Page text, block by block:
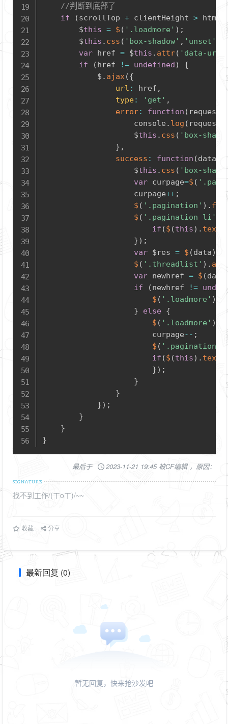
//判断到底部了
if
(scrollTop + clientHeight >
		$
this = $ ( '.loadmore' ) ;
		$
this . css ( 'box-shadow' , 'unset'
var href = $this . attr( 'data-url'
if
( href != undefined )
{
			$
. ajax({
url : href ,
type: 'get' ,
error: function ( request
					console
. log ( request
					$
this . css ( 'box-
} ,
success : function (data
					$
this . css ( 'box-
var curpage=$ (
					curpage
++;
$ ( '.pagination' ) .
$ ( '.pagination li'
if ($ (this) . text
}) ;
var $res = $ (data)
$ ( '.threadlist' ) .
var newhref = $ (data
if
(newhref !=
$ ( '.loadmore' )
}
else
{
$ ( '.loadmore' )
						curpage
-- ;
$ ( '.pagination
if ($ (this) . text
}) ;
}
}
}) ;
}
}
}
最后于 2023-11-21 19:45 被CF编辑 ，原因：
找不到工作/(ㄒoㄒ)/~~
收藏 分享
最新回复 (0)
暂无回复，快来抢沙发吧